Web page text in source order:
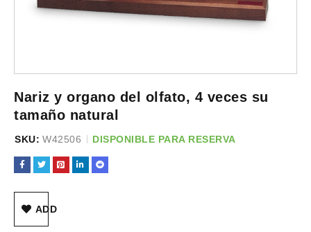
Nariz y organo del olfato, 4 veces su
tamaño natural
SKU: W42506 DISPONIBLE PARA RESERVA
ADD